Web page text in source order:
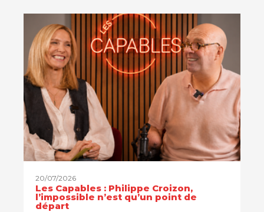
20/07/2026
Les Capables : Philippe Croizon,
l’impossible n’est qu’un point de
départ